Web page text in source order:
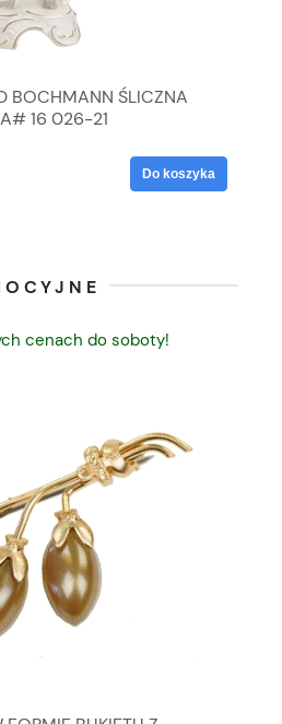
BOCHMANN ŚLICZNA
16 026-21
Do koszyka
cenach do soboty!